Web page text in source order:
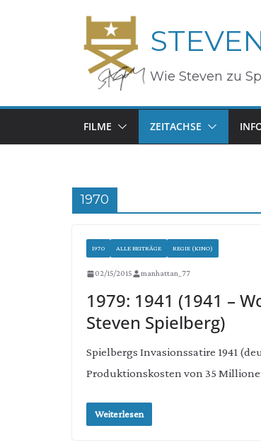
Wie Steven zu
FILME ZEITACHSE
1970
1970 ALLE BEITRÄGE REGIE (KINO)
02/15/2015 manhattan_77
1979: 1941 (1941 –
Steven Spielberg)
Spielbergs Invasionssatire 1941
Produktionskosten von 35
Weiterlesen